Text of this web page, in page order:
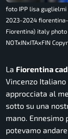
foto IPP lisa
2023-2024
Fiorentina) italy
NOTxINxITAxFIN
La Fiorentina
Vincenzo Italiano
approcciata al
sotto su una
mano.
potevamo